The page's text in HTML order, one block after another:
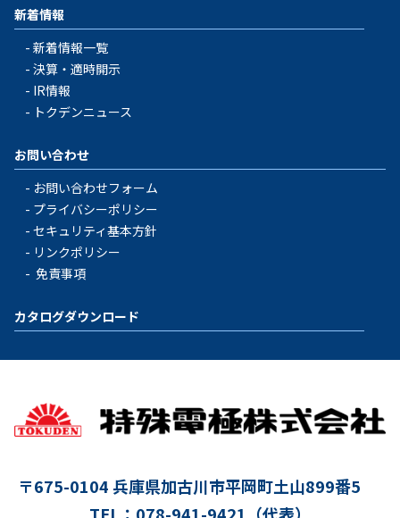
新着情報
新着情報一覧
決算・適時開示
IR情報
トクデンニュース
お問い合わせ
お問い合わせフォーム
プライバシーポリシー
セキュリティ基本方針
リンクポリシー
免責事項
カタログダウンロード
〒675-0104 兵庫県加古川市平岡町土山899番5